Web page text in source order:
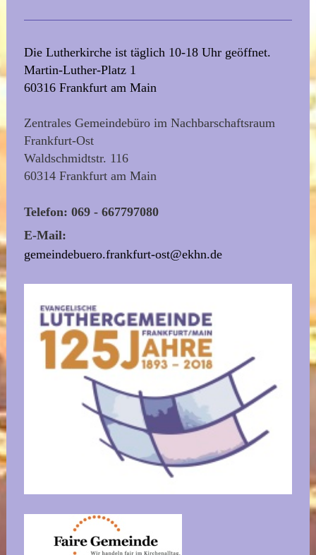
Die Lutherkirche ist täglich 10-18 Uhr geöffnet.
Martin-Luther-Platz 1
60316 Frankfurt am Main
Zentrales Gemeindebüro im Nachbarschaftsraum
Frankfurt-Ost
Waldschmidtstr. 116
60314 Frankfurt am Main
Telefon: 069 - 667797080
E-Mail:
gemeindebuero.frankfurt-ost@ekhn.de